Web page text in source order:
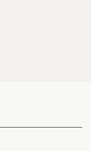
teilenteilen